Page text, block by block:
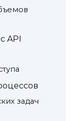
API
задач